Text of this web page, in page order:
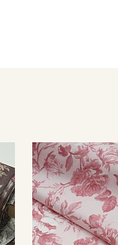
использовать
в подвешенном и
рекомендуется
(тон)
и в зависимости